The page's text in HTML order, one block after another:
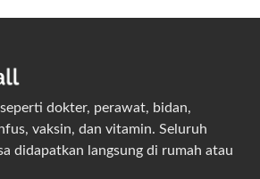
dokter, perawat, bidan,
vaksin, dan vitamin. Seluruh
didapatkan langsung di rumah atau